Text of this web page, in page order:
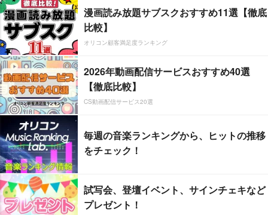
漫画読み放題サブスクおすすめ11選【徹底
比較】
オリコン顧客満足度ランキング
2026年動画配信サービスおすすめ40選
【徹底比較】
CS動画配信サービス20選
毎週の音楽ランキングから、ヒットの推移
をチェック！
試写会、登壇イベント、サインチェキなど
プレゼント！